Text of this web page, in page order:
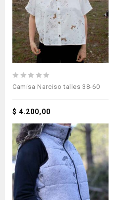
0
5
Camisa Narciso talles 38-60
$ 4.200,00